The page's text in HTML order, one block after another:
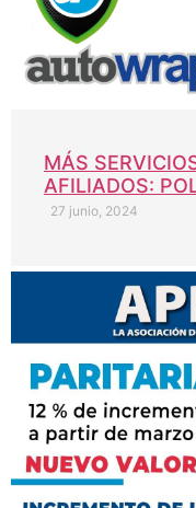
MÁS
AFILIADOS:
27 junio, 2024